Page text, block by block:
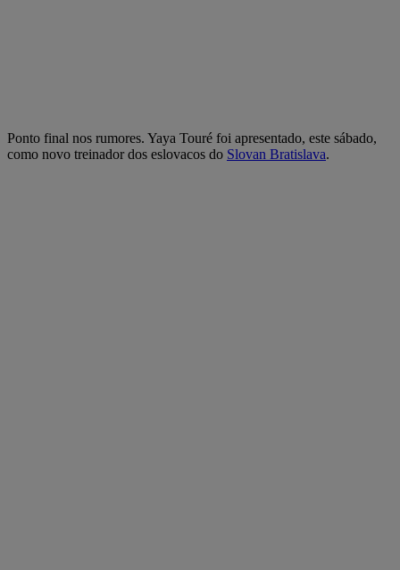
Ponto final nos rumores. Yaya Touré foi apresentado, este sábado,
como novo treinador dos eslovacos do Slovan Bratislava.